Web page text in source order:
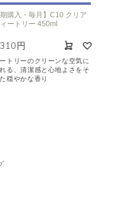
期購入・毎月】C10 クリア
ートリー 450ml
円
トリーのクリーンな空気に
る、清潔感と心地よさをそ
穏やかな香り